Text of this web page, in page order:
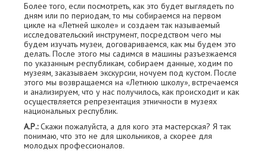
Более того, если посмотреть, как это будет выглядеть по
дням или по периодам, то мы собираемся на первом
цикле на «Летней школе» и создаем так называемый
исследовательский инструмент, посредством чего мы
будем изучать музеи, договариваемся, как мы будем это
делать. После этого мы садимся в машины разъезжаемся
по указанным республикам, собираем данные, ходим по
музеям, заказываем экскурсии, ночуем под кустом. После
этого мы возвращаемся на «Летнюю школу», встречаемся
и анализируем, что у нас получилось, как происходит и как
осуществляется репрезентация этничности в музеях
национальных республик.
А.Р.:Скажи пожалуйста, а для кого эта мастерская? Я так
понимаю, что это не для школьников, а скорее для
молодых профессионалов.